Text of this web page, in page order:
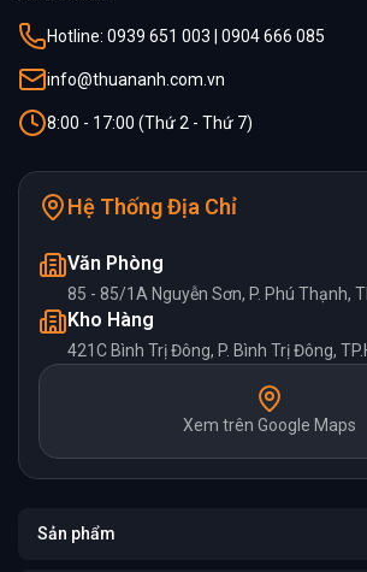
Hotline: 0939 651 003 | 0904 666 085
info@thuananh.com.vn
8:00 - 17:00 (Thứ 2 - Thứ 7)
Hệ Thống Địa Chỉ
Văn Phòng
85 - 85/1A Nguyễn Sơn, P. Phú Thạnh,
Kho Hàng
421C Bình Trị Đông, P. Bình Trị Đông,
Xem trên Google Maps
Sản phẩm